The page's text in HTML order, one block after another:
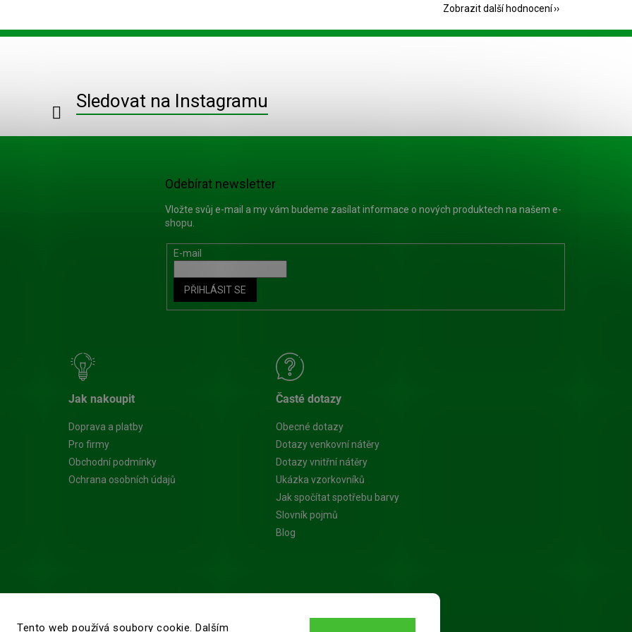
Tento web používá soubory cookie. Dalším
Zobrazit další hodnocení
Sledovat na Instagramu
Jak nakoupit
Doprava a platby
Pro firmy
Obchodní podmínky
Ochrana osobních údajů
Časté dotazy
Obecné dotazy
Dotazy venkovní nátěry
Dotazy vnitřní nátěry
Ukázka vzorkovníků
Jak spočítat spotřebu barvy
Slovník pojmů
Blog
Odebírat newsletter
Vložte svůj e-mail a my vám budeme zasílat informace o nových produktech na našem e-
shopu.
E-mail
PŘIHLÁSIT SE